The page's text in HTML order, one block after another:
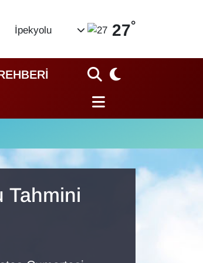
İpekyolu 27°
Tahmini